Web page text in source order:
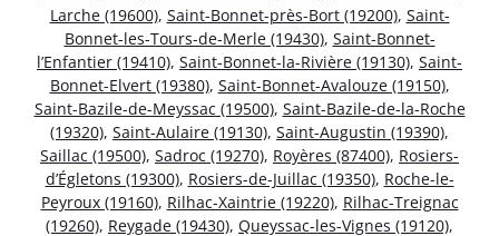
Larche (19600), Saint-Bonnet-près-Bort (19200), Saint-
Bonnet-les-Tours-de-Merle (19430), Saint-Bonnet-
l’Enfantier (19410), Saint-Bonnet-la-Rivière (19130), Saint-
Bonnet-Elvert (19380), Saint-Bonnet-Avalouze (19150),
Saint-Bazile-de-Meyssac (19500), Saint-Bazile-de-la-Roche
(19320), Saint-Aulaire (19130), Saint-Augustin (19390),
Saillac (19500), Sadroc (19270), Royères (87400), Rosiers-
d’Égletons (19300), Rosiers-de-Juillac (19350), Roche-le-
Peyroux (19160), Rilhac-Xaintrie (19220), Rilhac-Treignac
(19260), Reygade (19430), Queyssac-les-Vignes (19120),